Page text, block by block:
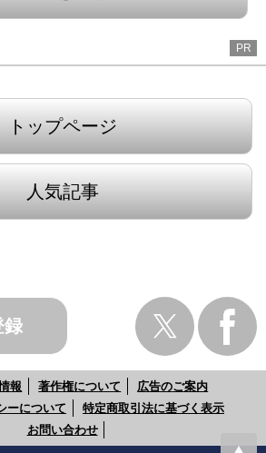
PR
トップページ
人気記事
録
報 著作権について
広告のご案内
ーについて
特定商取引法に基づく表示
お問い合わせ